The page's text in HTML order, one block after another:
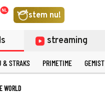
stem nu!
streaming
& STRAKS PRIMETIME GEMIST
WORLD